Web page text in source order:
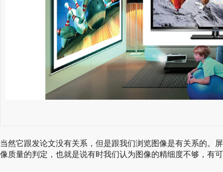
当然它跟发论文没有关系，但是跟我们浏览图像是有关系的。
像质量的判定，也就是说有时我们认为图像的精细度不够，有